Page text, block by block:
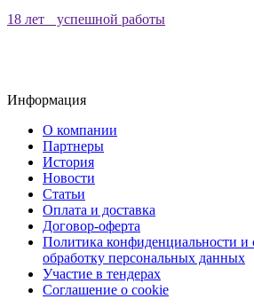
18 лет успешной работы
Информация
О компании
Партнеры
История
Новости
Статьи
Оплата и доставка
Договор-оферта
Политика конфиденциальности и
обработку персональных данных
Участие в тендерах
Соглашение о cookie